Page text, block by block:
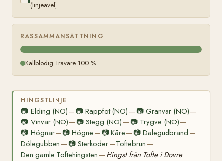
(linjeavel)
RASSAMMANSÄTTNING
Kallblodig Travare 100 %
HINGSTLINJE
📷 Elding (NO)— 📷Rappfot (NO) — 📷 Granvar (NO)—
📷 Vinvar (NO)— 📷Stegg (NO) — 📷 Trygve (NO)—
📷 Högnar— 📷Högne — 📷 Kåre— 📷 Dalegudbrand —
Dölegubben — 📷Sterkoder—Toftebrun —
Den gamle Toftehingsten — Hingst från Tofte i Dovre